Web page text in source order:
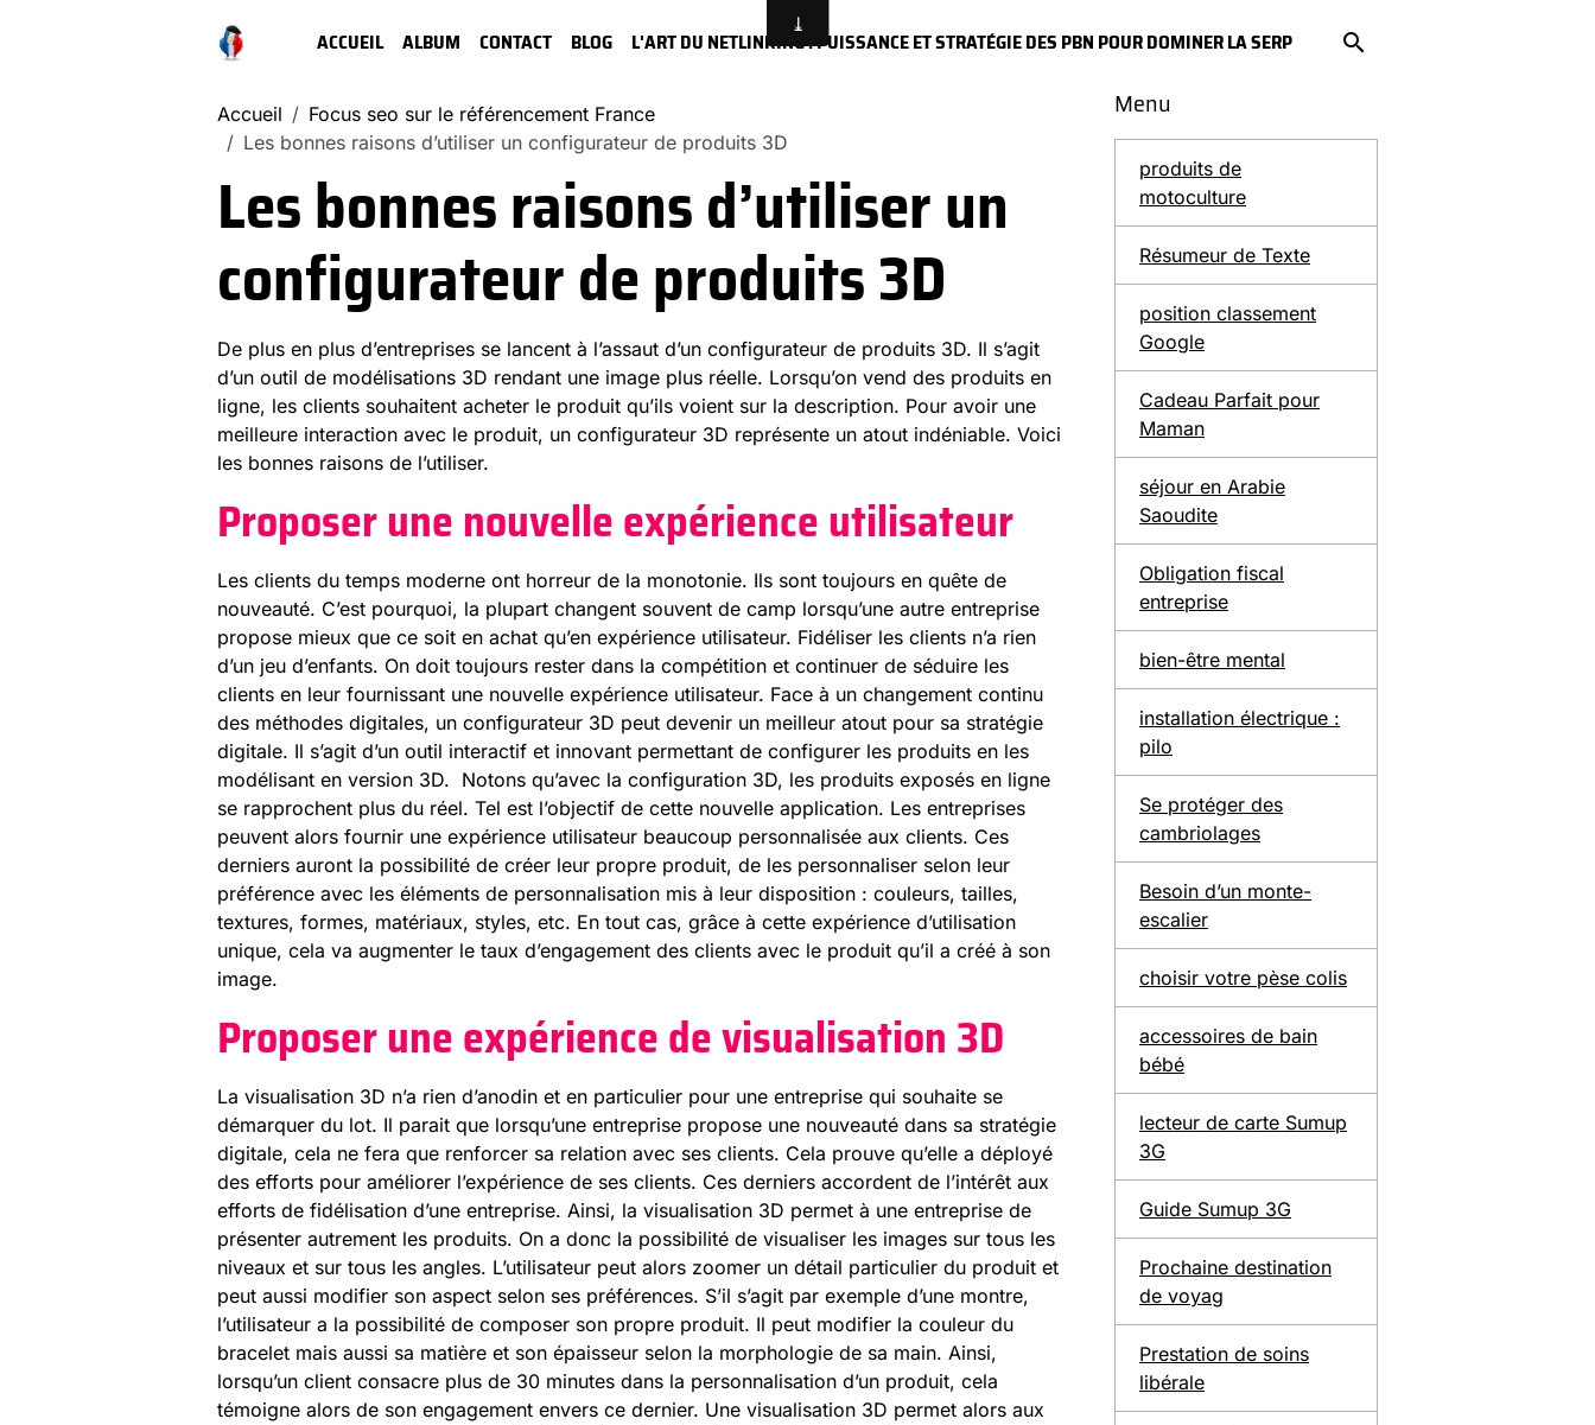
ACCUEIL ALBUM CONTACT BLOG L'ART DU NETLINKING : PUISSANCE ET STRATÉGIE DES PBN POUR DOMINER LA SERP
Accueil
Focus seo sur le référencement France
Les bonnes raisons d’utiliser un configurateur de produits 3D
Les bonnes raisons d’utiliser un
configurateur de produits 3D
De plus en plus d’entreprises se lancent à l’assaut d’un configurateur de produits 3D. Il s’agit
d’un outil de modélisations 3D rendant une image plus réelle. Lorsqu’on vend des produits en
ligne, les clients souhaitent acheter le produit qu’ils voient sur la description. Pour avoir une
meilleure interaction avec le produit, un configurateur 3D représente un atout indéniable. Voici
les bonnes raisons de l’utiliser.
Proposer une nouvelle expérience utilisateur
Les clients du temps moderne ont horreur de la monotonie. Ils sont toujours en quête de
nouveauté. C’est pourquoi, la plupart changent souvent de camp lorsqu’une autre entreprise
propose mieux que ce soit en achat qu’en expérience utilisateur. Fidéliser les clients n’a rien
d’un jeu d’enfants. On doit toujours rester dans la compétition et continuer de séduire les
clients en leur fournissant une nouvelle expérience utilisateur. Face à un changement continu
des méthodes digitales, un configurateur 3D peut devenir un meilleur atout pour sa stratégie
digitale. Il s’agit d’un outil interactif et innovant permettant de configurer les produits en les
modélisant en version 3D. Notons qu’avec la configuration 3D, les produits exposés en ligne
se rapprochent plus du réel. Tel est l’objectif de cette nouvelle application. Les entreprises
peuvent alors fournir une expérience utilisateur beaucoup personnalisée aux clients. Ces
derniers auront la possibilité de créer leur propre produit, de les personnaliser selon leur
préférence avec les éléments de personnalisation mis à leur disposition : couleurs, tailles,
textures, formes, matériaux, styles, etc. En tout cas, grâce à cette expérience d’utilisation
unique, cela va augmenter le taux d’engagement des clients avec le produit qu’il a créé à son
image.
Proposer une expérience de visualisation 3D
La visualisation 3D n’a rien d’anodin et en particulier pour une entreprise qui souhaite se
démarquer du lot. Il parait que lorsqu’une entreprise propose une nouveauté dans sa stratégie
digitale, cela ne fera que renforcer sa relation avec ses clients. Cela prouve qu’elle a déployé
des efforts pour améliorer l’expérience de ses clients. Ces derniers accordent de l’intérêt aux
efforts de fidélisation d’une entreprise. Ainsi, la visualisation 3D permet à une entreprise de
présenter autrement les produits. On a donc la possibilité de visualiser les images sur tous les
niveaux et sur tous les angles. L’utilisateur peut alors zoomer un détail particulier du produit et
peut aussi modifier son aspect selon ses préférences. S’il s’agit par exemple d’une montre,
l’utilisateur a la possibilité de composer son propre produit. Il peut modifier la couleur du
bracelet mais aussi sa matière et son épaisseur selon la morphologie de sa main. Ainsi,
lorsqu’un client consacre plus de 30 minutes dans la personnalisation d’un produit, cela
témoigne alors de son engagement envers ce dernier. Une visualisation 3D permet alors aux
Menu
produits de
motoculture
Résumeur de Texte
position classement
Google
Cadeau Parfait pour
Maman
séjour en Arabie
Saoudite
Obligation fiscal
entreprise
bien-être mental
installation électrique :
pilo
Se protéger des
cambriolages
Besoin d’un monte-
escalier
choisir votre pèse colis
accessoires de bain
bébé
lecteur de carte Sumup
3G
Guide Sumup 3G
Prochaine destination
de voyag
Prestation de soins
libérale